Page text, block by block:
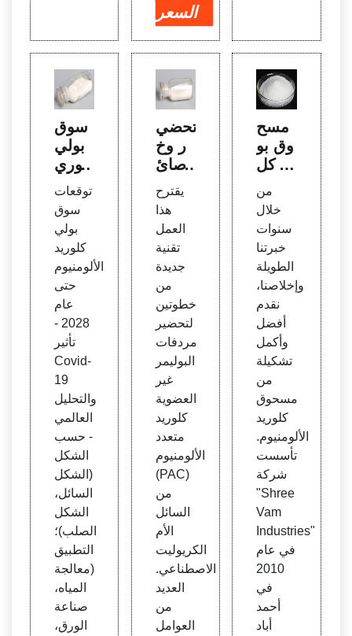
السعر
سوق
بولي
كلوري
د الألو
منيوم
2028
حسب
الأنواع
والتط
بيقات
والتكن
ولوجيا
والفر
ص وا
لمست
خدمي
ن النه
ائيين
والمنا
طق |
The I
nsig
ht Pa
rtner
توقعات
سوق
بولي
كلوريد
الألومنيوم
حتى
عام
2028 -
تأثير
Covid-
19
والتحليل
العالمي
- حسب
الشكل
(الشكل
السائل،
الشكل
الصلب)؛
التطبيق
(معالجة
المياه،
صناعة
الورق،
تحضي
ر وخ
صائ
ص كل
وريد
متعدد
الألوم
نيوم
عن ط
ريق ا
ستخد
ام ال
سائل
الأم ال
حمض
ي الم
حتوي
على ا
لفلور
من ال
طين
والمح
لول ال
ملحي
الاصط
ناعي
يقترح
هذا
العمل
تقنية
جديدة
من
خطوتين
لتحضير
مردفات
البوليمر
غير
العضوية
كلوريد
متعدد
الألومنيوم
(PAC)
من
السائل
الأم
الكريوليت
الاصطناعي.
العديد
من
العوامل
مسح
وق بو
لي كل
لألومن
يوم ب
سعر
22 رو
بية/ك
جم | ب
ولي ك
لوريد
الألوم
نيوم،
بولي
كلوري
د الألو
منيوم
من
خلال
سنوات
خبرتنا
الطويلة
وإخلاصنا،
نقدم
أفضل
وأكمل
تشكيلة
من
مسحوق
كلوريد
الألومنيوم.
تأسست
شركة
"Shree
Vam
Industries"
في عام
2010
في
أحمد
أباد